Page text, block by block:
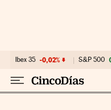
Ibex 35 -0,02% S&P 500